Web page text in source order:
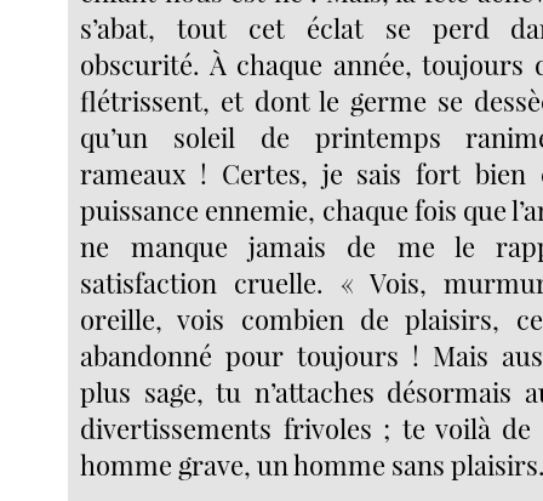
s’abat, tout cet éclat se perd
obscurité. À chaque année, toujours
flétrissent, et dont le germe se
qu’un soleil de printemps
rameaux ! Certes, je sais fort bien
puissance ennemie, chaque fois que
ne manque jamais de me le
satisfaction cruelle. « Vois,
oreille, vois combien de plaisirs,
abandonné pour toujours ! Mais
plus sage, tu n’attaches désormais
divertissements frivoles ; te voilà
homme grave, un homme sans